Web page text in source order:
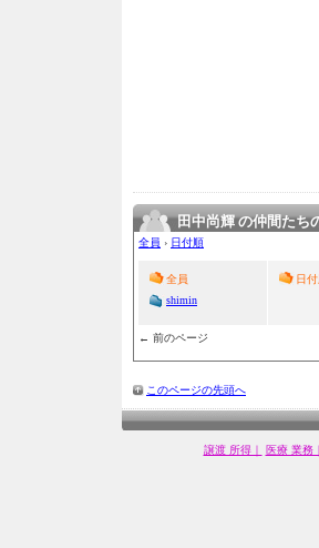
田中尚輝 の仲間たち
全員 › 日付順
全員
shimin
日
← 前のページ
このページの先頭へ
譲渡 所得｜ 医療 業務｜